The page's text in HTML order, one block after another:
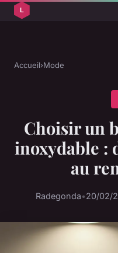
Accueil›Mode
Choisir un
inoxydable :
au
Radegonda•20/02/